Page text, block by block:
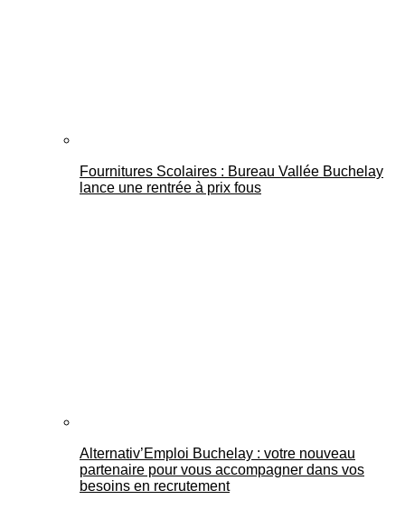
Fournitures Scolaires : Bureau Vallée Buchelay
lance une rentrée à prix fous
Alternativ’Emploi Buchelay : votre nouveau
partenaire pour vous accompagner dans vos
besoins en recrutement